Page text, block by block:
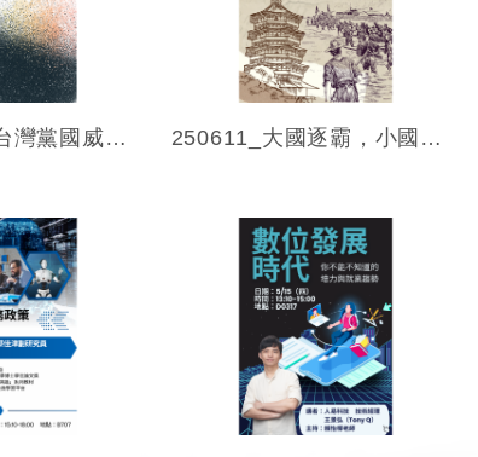
250924_戰後台灣黨國威權統治的起源_從大溪檔案談起 250611_大國逐霸，小國圖存：從東西歷史看今日國關